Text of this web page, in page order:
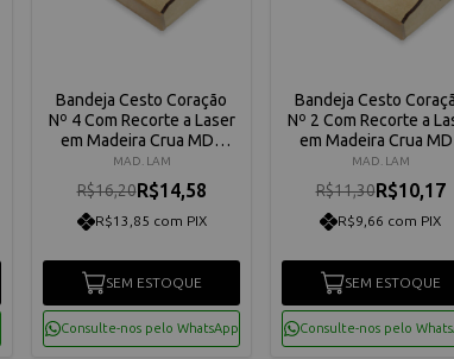
Bandeja Cesto Coração
Nº 4 Com Recorte a Laser
em Madeira Crua MDF
Tamanho: 36 x 23,5 x 10,5
cm
MAD. LAM
R$16,20R$14,58
R$13,85 com PIX
SEM ESTOQUE
Consulte-nos pelo WhatsApp
Bandeja Cesto
Nº 2 Com Recorte a
em Madeira Crua
Tamanho: 21 x 30 x 7
MAD. LAM
R$11,30R$10,17
R$9,66 com PIX
SEM ESTOQUE
Consulte-nos pelo